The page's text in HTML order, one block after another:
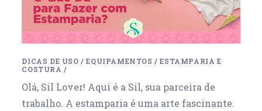
DICAS DE USO /EQUIPAMENTOS /ESTAMPARIA E
COSTURA /
Olá, Sil Lover! Aqui é a Sil, sua parceira de
trabalho. A estamparia é uma arte fascinante.